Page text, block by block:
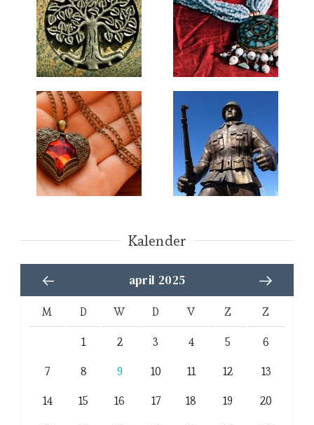
Kalender
april 2025
M D W D V Z Z
1 2 3 4 5
6
7
8 9 10 11 12
13
14
15 16 17 18 19
20